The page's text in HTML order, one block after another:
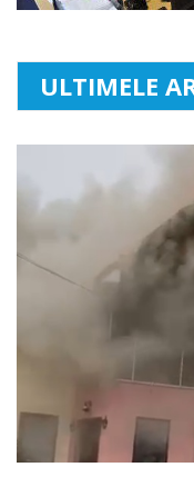
ULTIMELE